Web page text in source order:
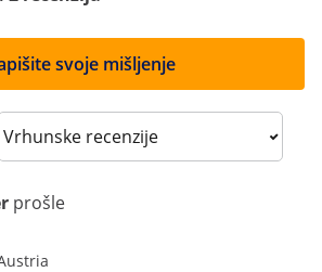
svoje mišljenje
Sort reviews
prošle